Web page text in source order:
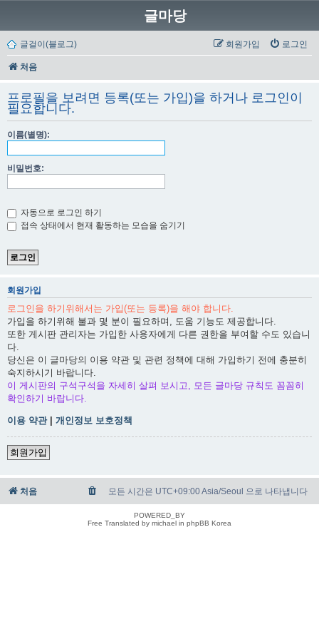
글마당
글걸이(블로그) 로그인
회원가입
처음
프로필을 보려면 등록(또는 가입)을 하거나 로그인이
필요합니다.
이름(별명):
비밀번호:
자동으로 로그인 하기
접속 상태에서 현재 활동하는 모습을 숨기기
회원가입
로그인을 하기위해서는 가입(또는 등록)을 해야 합니다.
가입을 하기위해 불과 몇 분이 필요하며, 도움 기능도 제공합니다.
또한 게시판 관리자는 가입한 사용자에게 다른 권한을 부여할 수도 있습니
다.
당신은 이 글마당의 이용 약관 및 관련 정책에 대해 가입하기 전에 충분히
숙지하시기 바랍니다.
이 게시판의 구석구석을 자세히 살펴 보시고, 모든 글마당 규칙도 꼼꼼히
확인하기 바랍니다.
이용 약관| 개인정보 보호정책
회원가입
처음 모든 시간은 UTC+09:00 Asia/Seoul 으로 나타냅니다
POWERED_BY
Free Translated by michael in phpBB Korea